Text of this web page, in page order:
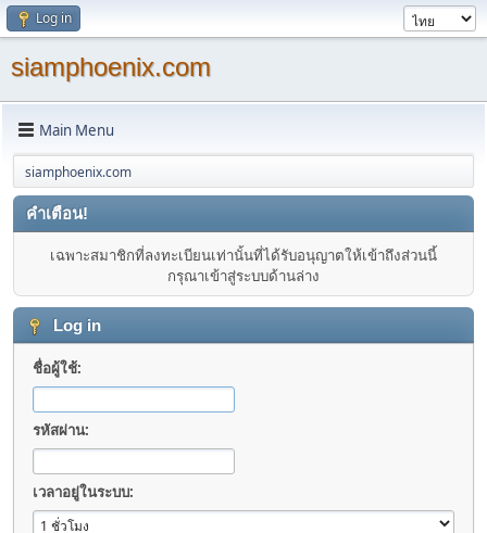
Log in
siamphoenix.com
Main Menu
siamphoenix.com
คำเตือน!
เฉพาะสมาชิกที่ลงทะเบียนเท่านั้นที่ได้รับอนุญาตให้เข้าถึงส่วนนี้
กรุณาเข้าสู่ระบบด้านล่าง
Log in
ชื่อผู้ใช้:
รหัสผ่าน:
เวลาอยู่ในระบบ: